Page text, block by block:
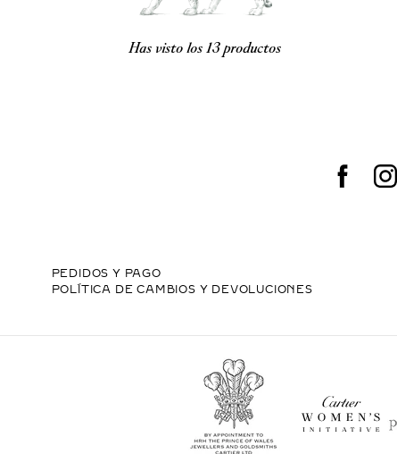
Has visto los 13
PEDIDOS Y PAGO
POLÍTICA DE CAMBIOS Y DEVOLUCIONES